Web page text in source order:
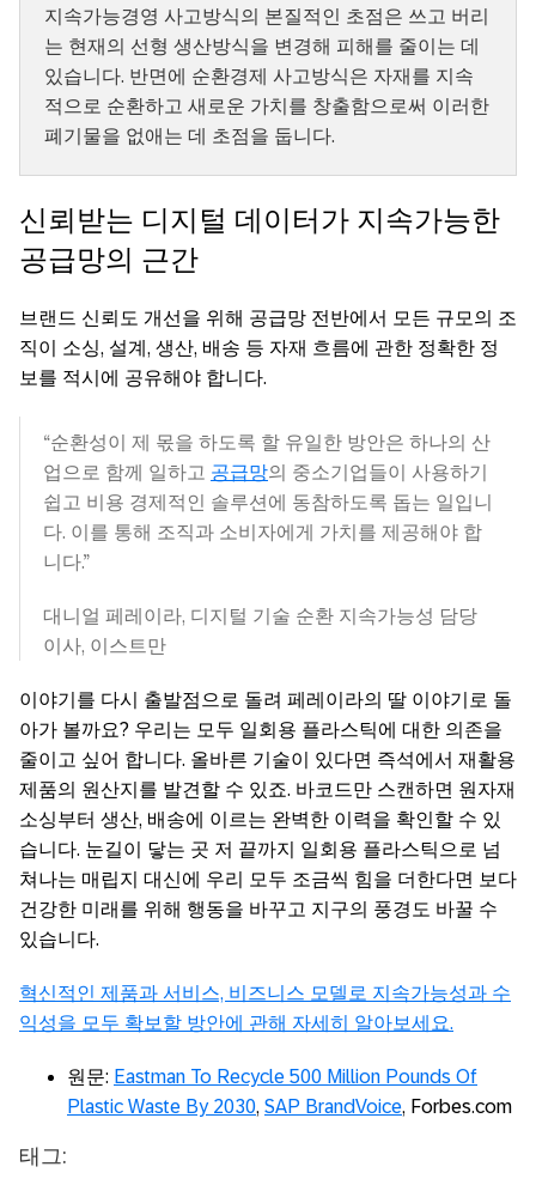
지속가능경영 사고방식의 본질적인 초점은 쓰고 버리
는 현재의 선형 생산방식을 변경해 피해를 줄이는 데
있습니다. 반면에 순환경제 사고방식은 자재를 지속
적으로 순환하고 새로운 가치를 창출함으로써 이러한
폐기물을 없애는 데 초점을 둡니다.
신뢰받는 디지털 데이터가 지속가능한
공급망의 근간
브랜드 신뢰도 개선을 위해 공급망 전반에서 모든 규모의 조
직이 소싱, 설계, 생산, 배송 등 자재 흐름에 관한 정확한 정
보를 적시에 공유해야 합니다.
“순환성이 제 몫을 하도록 할 유일한 방안은 하나의 산
업으로 함께 일하고 공급망의 중소기업들이 사용하기
쉽고 비용 경제적인 솔루션에 동참하도록 돕는 일입니
다. 이를 통해 조직과 소비자에게 가치를 제공해야 합
니다.”
대니얼 페레이라, 디지털 기술 순환 지속가능성 담당
이사, 이스트만
이야기를 다시 출발점으로 돌려 페레이라의 딸 이야기로 돌
아가 볼까요? 우리는 모두 일회용 플라스틱에 대한 의존을
줄이고 싶어 합니다. 올바른 기술이 있다면 즉석에서 재활용
제품의 원산지를 발견할 수 있죠. 바코드만 스캔하면 원자재
소싱부터 생산, 배송에 이르는 완벽한 이력을 확인할 수 있
습니다. 눈길이 닿는 곳 저 끝까지 일회용 플라스틱으로 넘
쳐나는 매립지 대신에 우리 모두 조금씩 힘을 더한다면 보다
건강한 미래를 위해 행동을 바꾸고 지구의 풍경도 바꿀 수
있습니다.
혁신적인 제품과 서비스, 비즈니스 모델로 지속가능성과 수
익성을 모두 확보할 방안에 관해 자세히 알아보세요.
원문: Eastman To Recycle 500 Million Pounds Of
Plastic Waste By 2030, SAP BrandVoice, Forbes.com
태그: